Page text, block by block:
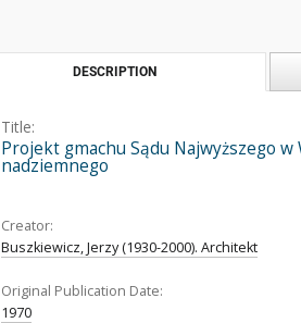
DESCRIPTION
Title:
Projekt gmachu Sądu Najwyższego
nadziemnego
Creator:
Buszkiewicz, Jerzy (1930-2000). Architekt
Original Publication Date:
1970